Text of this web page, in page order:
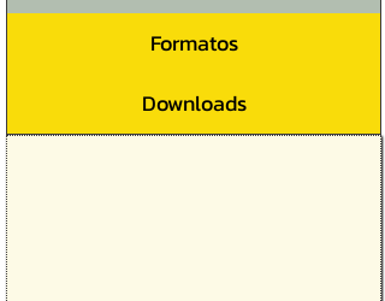
Formatos
Downloads